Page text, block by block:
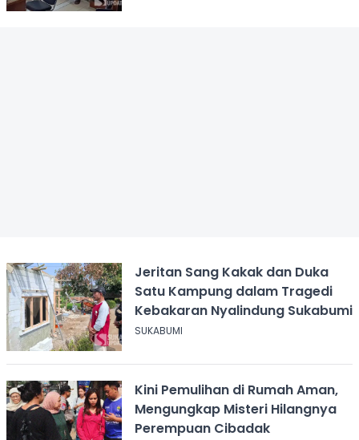
Jeritan Sang Kakak dan Duka
Satu Kampung dalam Tragedi
Kebakaran Nyalindung Sukabumi
SUKABUMI
Kini Pemulihan di Rumah Aman,
Mengungkap Misteri Hilangnya
Perempuan Cibadak